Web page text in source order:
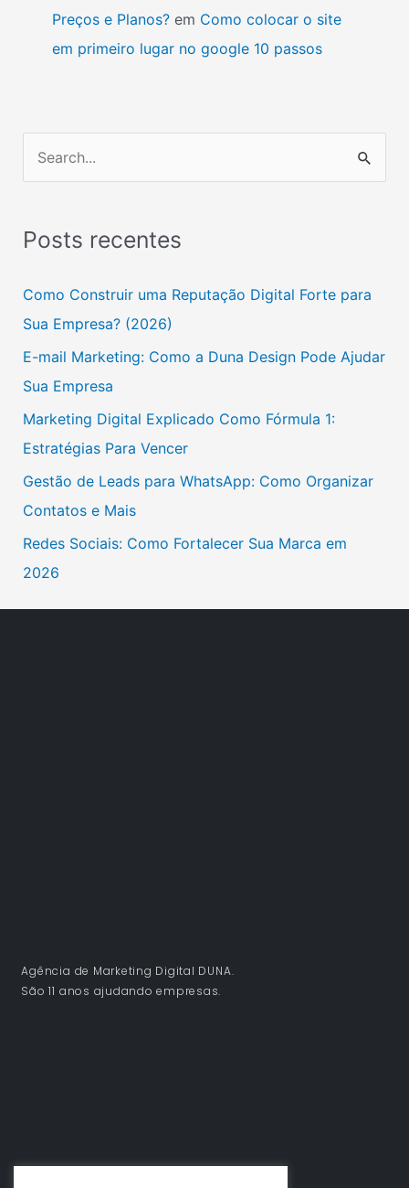
Preços e Planos?em Como colocar o site
em primeiro lugar no google 10 passos
q
a
r
p
o
r
:
Posts recentes
Como Construir uma Reputação Digital Forte para
Sua Empresa? (2026)
E-mail Marketing: Como a Duna Design Pode Ajudar
Sua Empresa
Marketing Digital Explicado Como Fórmula 1:
Estratégias Para Vencer
Gestão de Leads para WhatsApp: Como Organizar
Contatos e Mais
Redes Sociais: Como Fortalecer Sua Marca em
2026
Agência de Marketing Digital DUNA.
São 11 anos ajudando empresas.